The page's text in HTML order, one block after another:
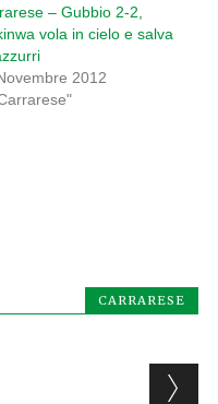
– Gubbio 2-2,
vola in cielo e salva
2012
CARRARESE